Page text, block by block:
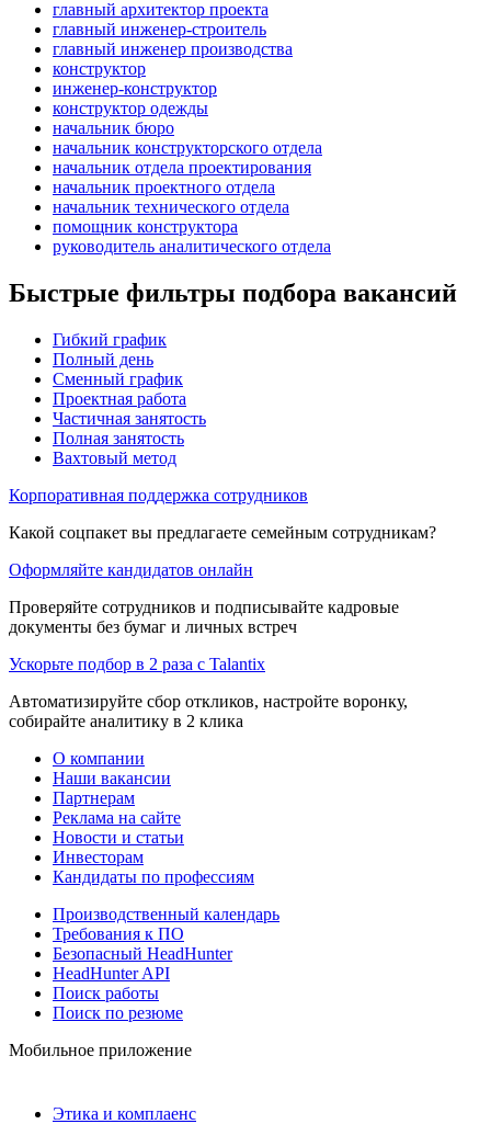
главный архитектор проекта
главный инженер-строитель
главный инженер производства
конструктор
инженер-конструктор
конструктор одежды
начальник бюро
начальник конструкторского отдела
начальник отдела проектирования
начальник проектного отдела
начальник технического отдела
помощник конструктора
руководитель аналитического отдела
Быстрые фильтры подбора вакансий
Гибкий график
Полный день
Сменный график
Проектная работа
Частичная занятость
Полная занятость
Вахтовый метод
Корпоративная поддержка сотрудников
Какой соцпакет вы предлагаете семейным сотрудникам?
Оформляйте кандидатов онлайн
Проверяйте сотрудников и подписывайте кадровые
документы без бумаг и личных встреч
Ускорьте подбор в 2 раза с Talantix
Автоматизируйте сбор откликов, настройте воронку,
собирайте аналитику в 2 клика
О компании
Наши вакансии
Партнерам
Реклама на сайте
Новости и статьи
Инвесторам
Кандидаты по профессиям
Производственный календарь
Требования к ПО
Безопасный HeadHunter
HeadHunter API
Поиск работы
Поиск по резюме
Мобильное приложение
Этика и комплаенс